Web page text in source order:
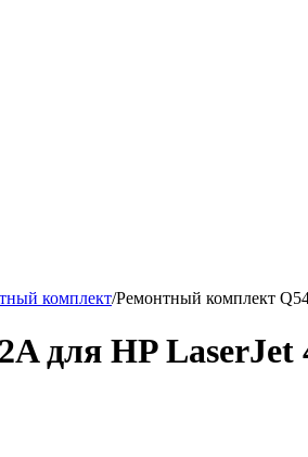
комплект/Ремонтный комплект
для HP LaserJet